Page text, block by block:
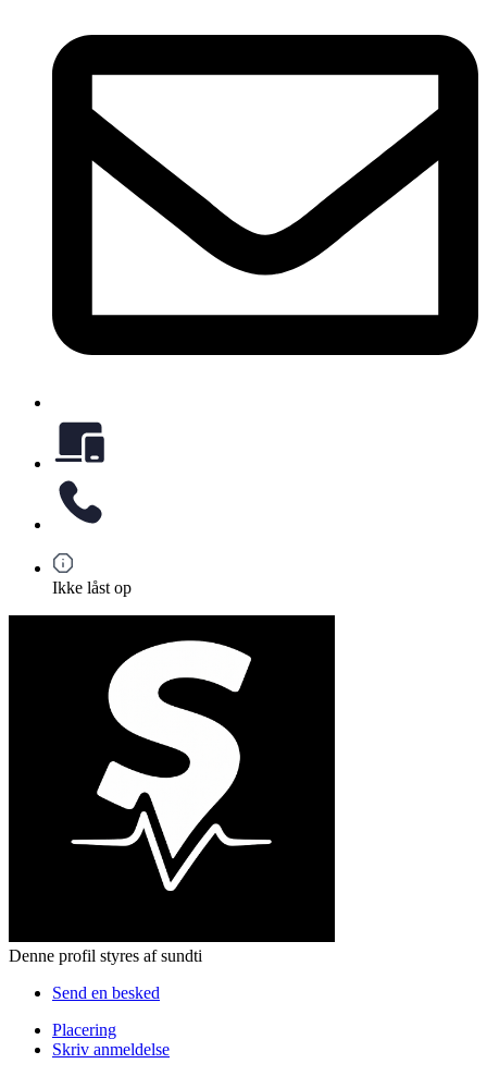
Ikke låst op
Denne profil styres af sundti
Send en besked
Placering
Skriv anmeldelse